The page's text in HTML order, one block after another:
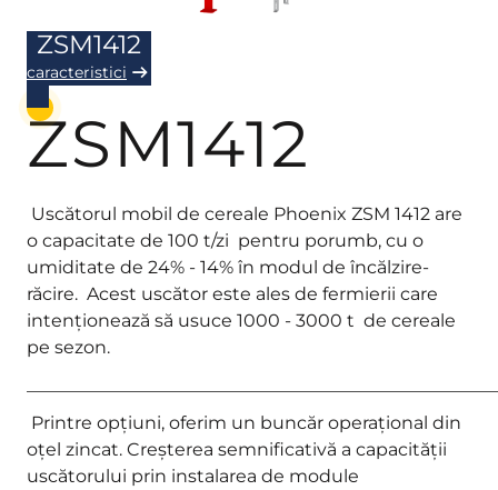
ZSM1412
caracteristici
ZSM1412
Uscătorul mobil de cereale Phoenix ZSM 1412 are
o capacitate de 100 t/zi pentru porumb, cu o
umiditate de 24% - 14% în modul de încălzire-
răcire. Acest uscător este ales de fermierii care
intenționează să usuce 1000 - 3000 t de cereale
pe sezon.
Printre opțiuni, oferim un buncăr operațional din
oțel zincat. Creșterea semnificativă a capacității
uscătorului prin instalarea de module